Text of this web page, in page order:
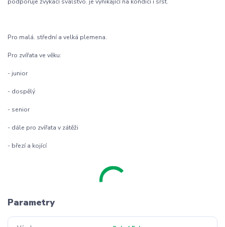
Pro malá. střední a velká plemena.
Pro zvířata ve věku:
- junior
- dospělý
- senior
- dále pro zvířata v zátěži
- březí a kojící
Parametry